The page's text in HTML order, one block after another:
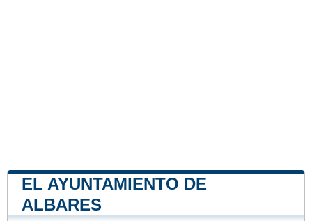
EL AYUNTAMIENTO DE
ALBARES